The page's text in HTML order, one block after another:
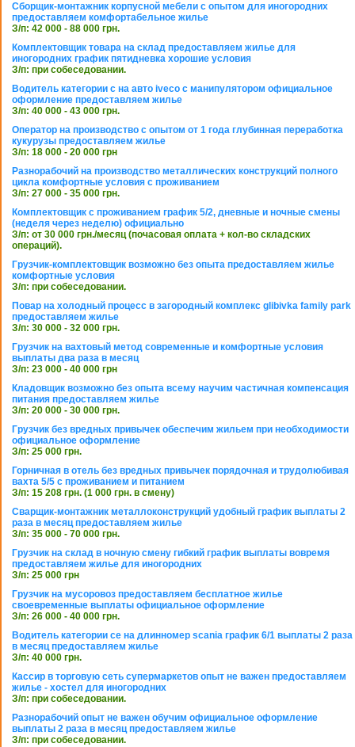
Сборщик-монтажник корпусной мебели с опытом для иногородних
предоставляем комфортабельное жилье
З/п: 42 000 - 88 000 грн.
Комплектовщик товара на склад предоставляем жилье для
иногородних график пятидневка хорошие условия
З/п: при собеседовании.
Водитель категории с на авто iveco с манипулятором официальное
оформление предоставляем жилье
З/п: 40 000 - 43 000 грн.
Оператор на производство с опытом от 1 года глубинная переработка
кукурузы предоставляем жилье
З/п: 18 000 - 20 000 грн
Разнорабочий на производство металлических конструкций полного
цикла комфортные условия с проживанием
З/п: 27 000 - 35 000 грн.
Комплектовщик с проживанием график 5/2, дневные и ночные смены
(неделя через неделю) официально
З/п: от 30 000 грн./месяц (почасовая оплата + кол-во складских
операций).
Грузчик-комплектовщик возможно без опыта предоставляем жилье
комфортные условия
З/п: при собеседовании.
Повар на холодный процесс в загородный комплекс glibivka family park
предоставляем жилье
З/п: 30 000 - 32 000 грн.
Грузчик на вахтовый метод современные и комфортные условия
выплаты два раза в месяц
З/п: 23 000 - 40 000 грн
Кладовщик возможно без опыта всему научим частичная компенсация
питания предоставляем жилье
З/п: 20 000 - 30 000 грн.
Грузчик без вредных привычек обеспечим жильем при необходимости
официальное оформление
З/п: 25 000 грн.
Горничная в отель без вредных привычек порядочная и трудолюбивая
вахта 5/5 с проживанием и питанием
З/п: 15 208 грн. (1 000 грн. в смену)
Сварщик-монтажник металлоконструкций удобный график выплаты 2
раза в месяц предоставляем жилье
З/п: 35 000 - 70 000 грн.
Грузчик на склад в ночную смену гибкий график выплаты вовремя
предоставляем жилье для иногородних
З/п: 25 000 грн
Грузчик на мусоровоз предоставляем бесплатное жилье
своевременные выплаты официальное оформление
З/п: 26 000 - 40 000 грн.
Водитель категории се на длинномер scania график 6/1 выплаты 2 раза
в месяц предоставляем жилье
З/п: 40 000 грн.
Кассир в торговую сеть супермаркетов опыт не важен предоставляем
жилье - хостел для иногородних
З/п: при собеседовании.
Разнорабочий опыт не важен обучим официальное оформление
выплаты 2 раза в месяц предоставляем жилье
З/п: при собеседовании.